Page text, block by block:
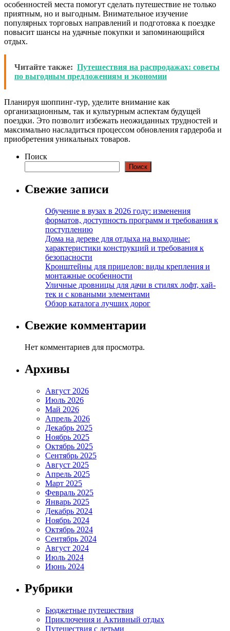
особенностей места помогут сделать путешествие не только
приятным, но и выгодным. Внимательное изучение
популярных торговых направлений и подготовка к поездке
повысит шансы на удачные покупки и запоминающийся
отдых.
Читайте также: Путешествия на распродажах: советы
по выгодным предложениям и экономии
Планируя шоппинг-тур, уделите внимание как
организационным, так и культурным аспектам будущей
поездки. Это позволит избежать неожиданных трудностей и
максимально насладиться процессом обновления гардероба и
приобретения уникальных товаров.
Поиск
Поиск
Свежие записи
Обучение в вузах в 2026 году: изменения
форматов, доступность программ и требования к
поступлению
Дома на дереве для отдыха на выходные:
характеристики конструкций и требования к
безопасности
Кронштейны для прицелов: виды крепления и
монтажные особенности
Уличные дровницы для дачи в стилях лофт, хай-
тек и с коваными элементами
Обзор каталога лучших дорог
Свежие комментарии
Нет комментариев для просмотра.
Архивы
Август 2026
Июль 2026
Май 2026
Апрель 2026
Декабрь 2025
Ноябрь 2025
Октябрь 2025
Сентябрь 2025
Август 2025
Апрель 2025
Март 2025
Февраль 2025
Январь 2025
Декабрь 2024
Ноябрь 2024
Октябрь 2024
Сентябрь 2024
Август 2024
Июль 2024
Июнь 2024
Рубрики
Бюджетные путешествия
Приключения и Активный отдых
Путешествия с детьми